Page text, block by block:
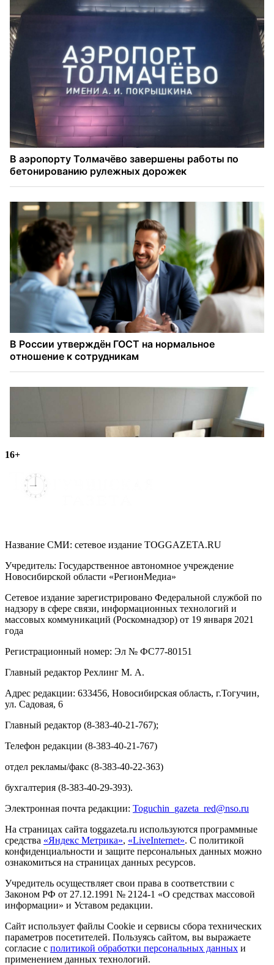
16+
Название СМИ: cетевое издание TOGGAZETA.RU
Учредитель: Государственное автономное учреждение
Новосибирской области «РегионМедиа»
Сетевое издание зарегистрировано Федеральной службой по
надзору в сфере связи, информационных технологий и
массовых коммуникаций (Роскомнадзор) от 19 января 2021
года
Регистрационный номер: Эл № ФС77-80151
Главный редактор Рехлинг М. А.
Адрес редакции: 633456, Новосибирская область, г.Тогучин,
ул. Садовая, 6
Главный редактор (8-383-40-21-767);
Телефон редакции (8-383-40-21-767)
отдел рекламы/факс (8-383-40-22-363)
бухгалтерия (8-383-40-29-393).
Электронная почта редакции: Toguchin gazeta red@nso.ru
На страницах сайта toggazeta.ru используются программные
средства «Яндекс Метрика», «LiveInternet». С политикой
конфиденциальности и защите персональных данных можно
ознакомиться на страницах данных ресурсов.
Учредитель осуществляет свои права в соответствии с
Законом РФ от 27.12.1991 № 2124-1 «О средствах массовой
информации» и Уставом редакции.
Сайт использует файлы Cookie и сервисы сбора технических
параметров посетителей. Пользуясь сайтом, вы выражаете
согласие с политикой обработки персональных данных и
применением данных технологий.